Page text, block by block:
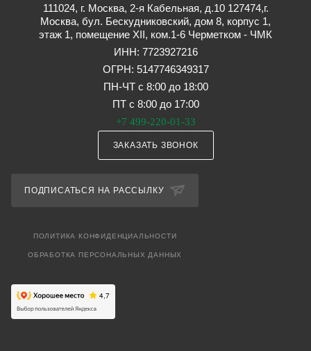
111024, г. Москва, 2-я Кабельная, д.10 127474,г.
Москва, бул. Бескудниковский, дом 8, корпус 1,
этаж 1, помещение XII, ком.1-6 Черметком - ЧМК
ИНН: 7723927216
ОГРН: 5147746349317
ПН-ЧТ с 8:00 до 18:00
ПТ с 8:00 до 17:00
+7 499-220-01-33
ЗАКАЗАТЬ ЗВОНОК
ПОДПИСАТЬСЯ НА РАССЫЛКУ
ПОЛИТИКА КОНФИДЕНЦИАЛЬНОСТИ
ОБРАБОТКА ПЕРСОНАЛЬНЫХ ДАННЫХ